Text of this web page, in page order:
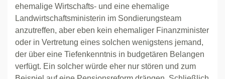
ehemalige Wirtschafts- und eine ehemalige
Landwirtschaftsministerin im Sondierungsteam
anzutreffen, aber eben kein ehemaliger Finanzminister
oder in Vertretung eines solchen wenigstens jemand,
der über eine Tiefenkenntnis in budgetären Belangen
verfügt. Ein solcher würde eher nur stören und zum